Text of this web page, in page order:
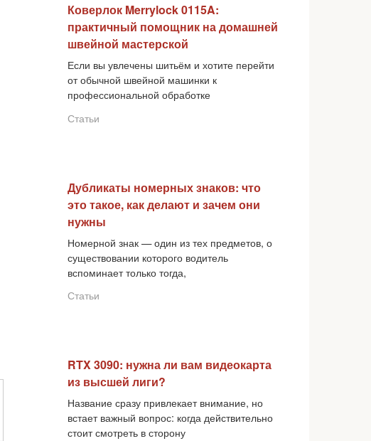
Коверлок Merrylock 0115A:
практичный помощник на домашней
швейной мастерской
Если вы увлечены шитьём и хотите перейти
от обычной швейной машинки к
профессиональной обработке
Статьи
Дубликаты номерных знаков: что
это такое, как делают и зачем они
нужны
Номерной знак — один из тех предметов, о
существовании которого водитель
вспоминает только тогда,
Статьи
RTX 3090: нужна ли вам видеокарта
из высшей лиги?
Название сразу привлекает внимание, но
встает важный вопрос: когда действительно
стоит смотреть в сторону